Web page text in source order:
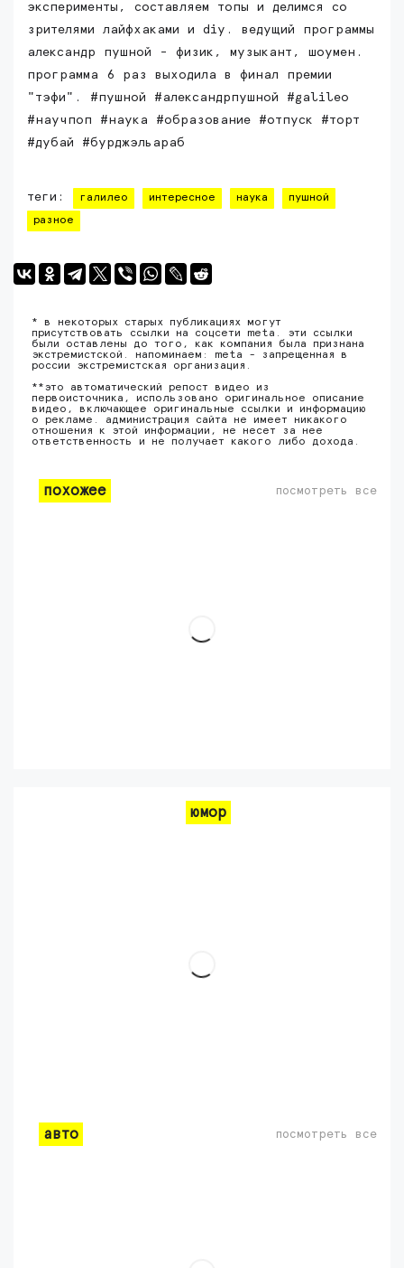
эксперименты, составляем топы и делимся со
зрителями лайфхаками и diy. ведущий программы
александр пушной - физик, музыкант, шоумен.
программа 6 раз выходила в финал премии
"тэфи". #пушной #александрпушной #galileo
#научпоп #наука #образование #отпуск #торт
#дубай #бурджэльараб
теги: галилео интересное наука пушной
разное
* в некоторых старых публикациях могут
присутствовать ссылки на соцсети meta. эти ссылки
были оставлены до того, как компания была признана
экстремистской. напоминаем: meta - запрещенная в
россии экстремистская организация.
**это автоматический репост видео из
первоисточника, использовано оригинальное описание
видео, включающее оригинальные ссылки и информацию
о рекламе. администрация сайта не имеет никакого
отношения к этой информации, не несет за нее
ответственность и не получает какого либо дохода.
похожее посмотреть все
юмор
авто посмотреть все